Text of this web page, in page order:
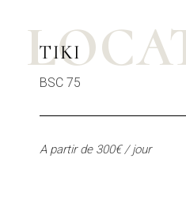
TIKI
BSC 75
A partir de 300€ / jour